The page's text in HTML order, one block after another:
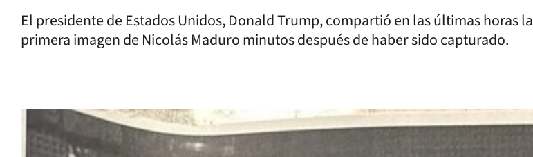
El presidente de Estados Unidos, Donald Trump, compartió en las últimas horas la
primera imagen de Nicolás Maduro minutos después de haber sido capturado.